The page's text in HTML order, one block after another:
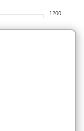
1200